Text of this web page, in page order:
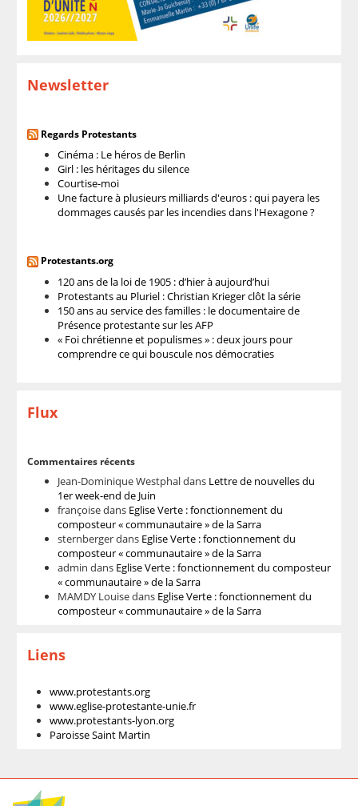
Newsletter
Regards Protestants
Cinéma : Le héros de Berlin
Girl : les héritages du silence
Courtise-moi
Une facture à plusieurs milliards d'euros : qui payera les
dommages causés par les incendies dans l'Hexagone ?
Protestants.org
120 ans de la loi de 1905 : d’hier à aujourd’hui
Protestants au Pluriel : Christian Krieger clôt la série
150 ans au service des familles : le documentaire de
Présence protestante sur les AFP
« Foi chrétienne et populismes » : deux jours pour
comprendre ce qui bouscule nos démocraties
Flux
Commentaires récents
Jean-Dominique Westphaldans Lettre de nouvelles du
1er week-end de Juin
françoisedans Eglise Verte : fonctionnement du
composteur « communautaire » de la Sarra
sternbergerdans Eglise Verte : fonctionnement du
composteur « communautaire » de la Sarra
admin dans Eglise Verte : fonctionnement du composteur
« communautaire » de la Sarra
MAMDY Louisedans Eglise Verte : fonctionnement du
composteur « communautaire » de la Sarra
Liens
www.protestants.org
www.eglise-protestante-unie.fr
www.protestants-lyon.org
Paroisse Saint Martin